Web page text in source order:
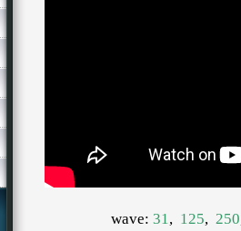
wave: 31, 125, 250